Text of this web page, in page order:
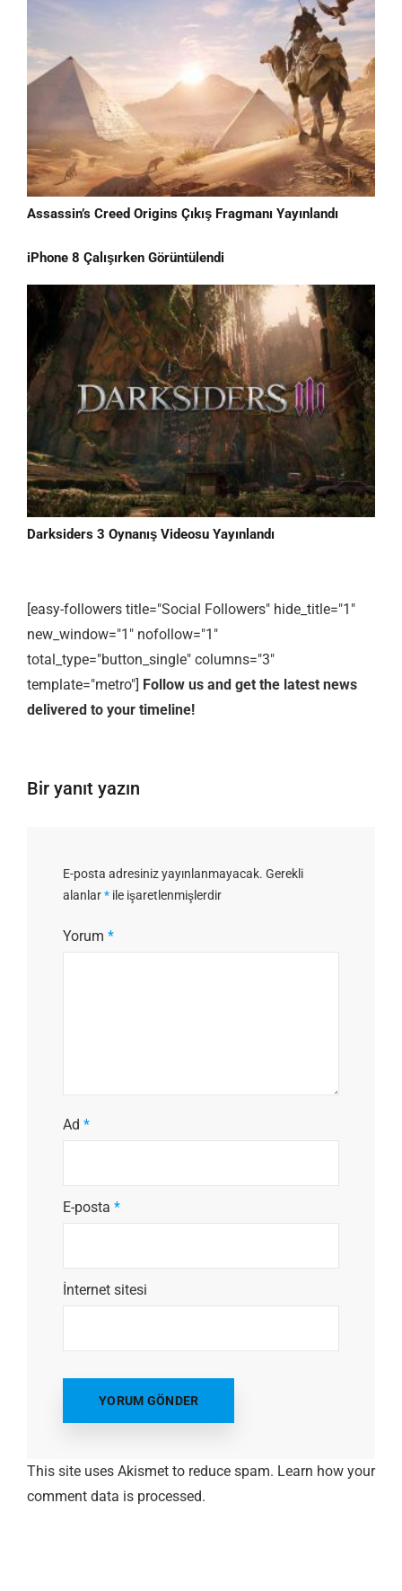
Assassin’s Creed Origins Çıkış Fragmanı Yayınlandı
iPhone 8 Çalışırken Görüntülendi
Darksiders 3 Oynanış Videosu Yayınlandı
[easy-followers title="Social Followers" hide_title="1"
new_window="1" nofollow="1"
total_type="button_single" columns="3"
template="metro"] Follow us and get the latest news
delivered to your timeline!
Bir yanıt yazın
E-posta adresiniz yayınlanmayacak. Gerekli
alanlar* ile işaretlenmişlerdir
Yorum *
Ad *
E-posta *
İnternet sitesi
This site uses Akismet to reduce spam. Learn how your
comment data is processed.